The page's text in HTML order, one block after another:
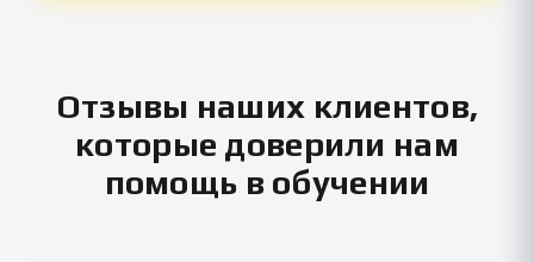
Отзывы наших клиентов,
которые доверили нам
помощь в обучении